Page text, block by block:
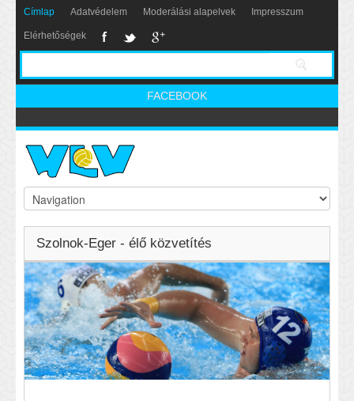
Címlap Adatvédelem Moderálási alapelvek Impresszum
Elérhetőségek
FACEBOOK
Szolnok-Eger - élő közvetítés